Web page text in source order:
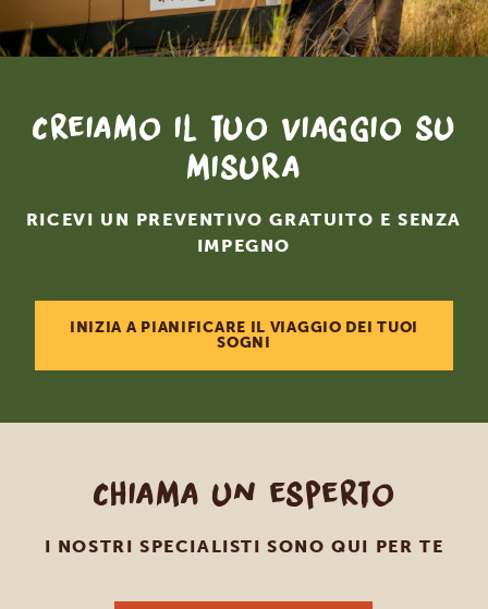
Creiamo il tuo viaggio su
misura
RICEVI UN PREVENTIVO GRATUITO E SENZA
IMPEGNO
INIZIA A PIANIFICARE IL VIAGGIO DEI TUOI
SOGNI
Chiama un esperto
I NOSTRI SPECIALISTI SONO QUI PER TE